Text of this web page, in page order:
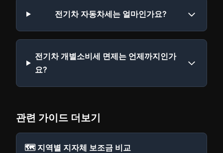
전기차 자동차세는 얼마인가요?
전기차 개별소비세 면제는 언제까지인가
요?
관련 가이드 더보기
🗺️ 지역별 지자체 보조금 비교